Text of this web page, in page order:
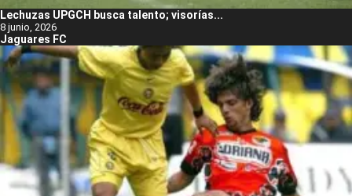
Lechuzas UPGCH busca talento; visorías...
8 junio, 2026
Jaguares FC